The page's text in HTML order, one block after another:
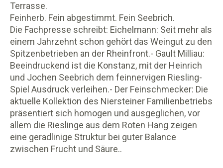
Terrasse.
Feinherb. Fein abgestimmt. Fein Seebrich.
Die Fachpresse schreibt: Eichelmann: Seit mehr als
einem Jahrzehnt schon gehört das Weingut zu den
Spitzenbetrieben an der Rheinfront.- Gault Milliau:
Beeindruckend ist die Konstanz, mit der Heinrich
und Jochen Seebrich dem feinnervigen Riesling-
Spiel Ausdruck verleihen.- Der Feinschmecker: Die
aktuelle Kollektion des Niersteiner Familienbetriebs
präsentiert sich homogen und ausgeglichen, vor
allem die Rieslinge aus dem Roten Hang zeigen
eine geradlinige Struktur bei guter Balance
zwischen Frucht und Säure..